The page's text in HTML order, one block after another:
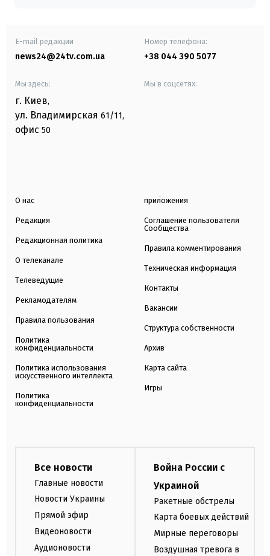
E-mail редакции
news24@24tv.com.ua
Номер телефона:
+38 044 390 5077
Мы здесь:
г. Киев,
ул. Владимирская 61/11,
офис 50
Мы в соцсетях:
О нас
Редакция
Редакционная политика
О телеканале
Телеведущие
Рекламодателям
Правила пользования
Политика
конфиденциальности
Политика использования
искусственного интеллекта
Политика
конфиденциальности
приложения
Соглашение пользователя
Сообщества
Правила комментирования
Техническая информация
Контакты
Вакансии
Структура собственности
Архив
Карта сайта
Игры
Все новости
Главные новости
Новости Украины
Прямой эфир
Видеоновости
Аудионовости
Война России с
Украиной
Ракетные обстрелы
Карта боевых действий
Мирные переговоры
Воздушная тревога в